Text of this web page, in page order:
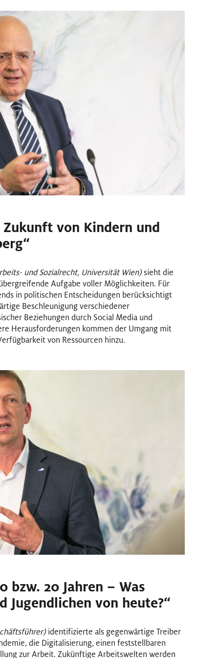
von Kindern und
und Sozialrecht, Universität Wien)sieht die
Aufgabe voller Möglichkeiten. Für
in politischen Entscheidungen berücksichtigt
Beschleunigung verschiedener
Beziehungen durch Social Media und
Herausforderungen kommen der Umgang mit
von Ressourcen hinzu.
20 Jahren – Was
von heute?“
identifizierte als gegenwärtige Treiber
die Digitalisierung, einen feststellbaren
zur Arbeit. Zukünftige Arbeitswelten werden